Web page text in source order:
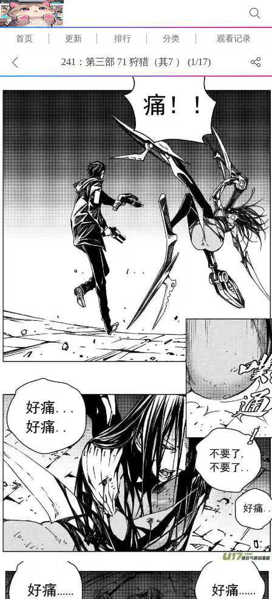
首页 更新 排行 分类 观看记录
241：第三部 71 狩猎（其7 ） (1/17)